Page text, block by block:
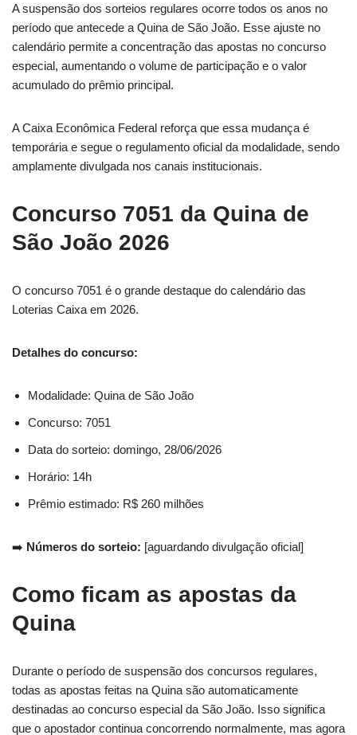
A suspensão dos sorteios regulares ocorre todos os anos no
período que antecede a Quina de São João. Esse ajuste no
calendário permite a concentração das apostas no concurso
especial, aumentando o volume de participação e o valor
acumulado do prêmio principal.
A Caixa Econômica Federal reforça que essa mudança é
temporária e segue o regulamento oficial da modalidade, sendo
amplamente divulgada nos canais institucionais.
Concurso 7051 da Quina de
São João 2026
O concurso 7051 é o grande destaque do calendário das
Loterias Caixa em 2026.
Detalhes do concurso:
Modalidade: Quina de São João
Concurso: 7051
Data do sorteio: domingo, 28/06/2026
Horário: 14h
Prêmio estimado: R$ 260 milhões
➡️ Números do sorteio: [aguardando divulgação oficial]
Como ficam as apostas da
Quina
Durante o período de suspensão dos concursos regulares,
todas as apostas feitas na Quina são automaticamente
destinadas ao concurso especial da São João. Isso significa
que o apostador continua concorrendo normalmente, mas agora